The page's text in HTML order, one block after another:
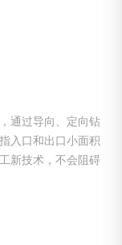
通过导向、定向钻
入口和出口小面积
新技术，不会阻碍
的干扰，对交通，
具有较高的社会经
昌。专